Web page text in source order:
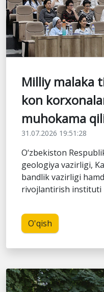
Milliy malaka
kon
muhokama
31.07.2026 19:51:28
O‘zbekiston
geologiya vazirligi,
bandlik vazirligi
rivojlantirish instituti
O'qish